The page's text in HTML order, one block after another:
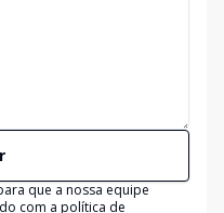
que a nossa equipe
com a política de